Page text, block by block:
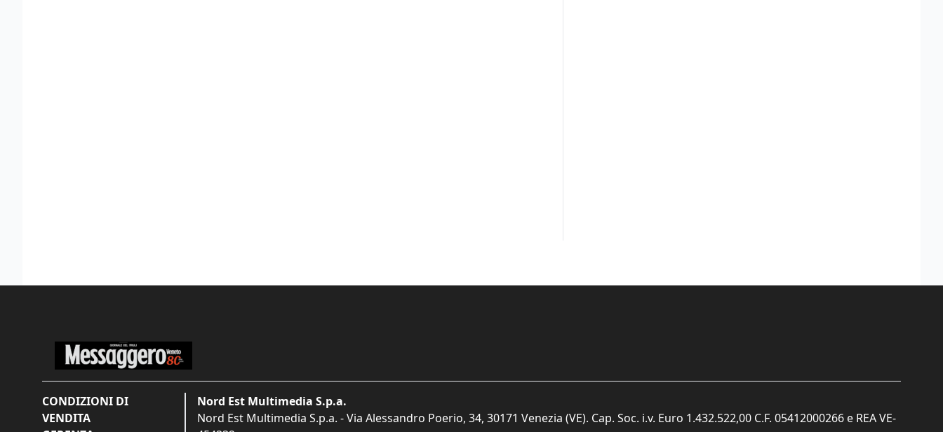
CONDIZIONI DI
VENDITA
Nord Est Multimedia S.p.a.
Nord Est Multimedia S.p.a. - Via Alessandro Poerio, 34, 30171 Venezia (VE). Cap. Soc. i.v. Euro 1.432.522,00 C.F. 05412000266 e REA VE-